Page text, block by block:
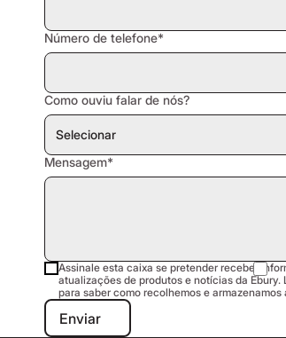
Número de telefone*
Como ouviu falar de nós?
Mensagem*
Assinale esta caixa se pretender receber
atualizações de produtos e notícias da
para saber como recolhemos e armazenamos
Enviar
Enviar